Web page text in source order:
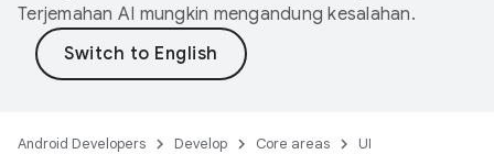
Terjemahan AI mungkin mengandung kesalahan.
Android Developers Develop Core areas UI